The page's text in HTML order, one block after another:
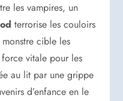
les vampires, un
terrorise les couloirs
cible les
vitale pour les
au lit par une grippe
d’enfance en le